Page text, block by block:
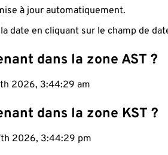
à jour automatiquement.
date en cliquant sur le champ de
dans la zone AST ?
2026, 3:44:30 am
dans la zone KST ?
2026, 3:44:30 pm